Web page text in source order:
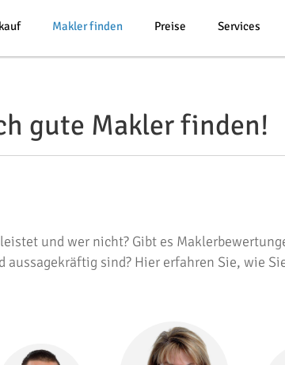
Makler finden Preise Services
gute Makler finden!
und wer nicht? Gibt es
sind? Hier erfahren Sie, wie